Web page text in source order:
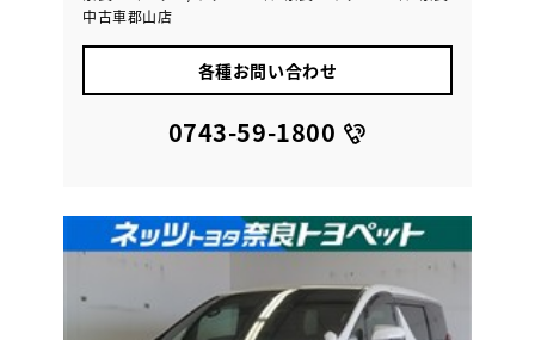
中古車郡山店
各種お問い合わせ
0743-59-1800